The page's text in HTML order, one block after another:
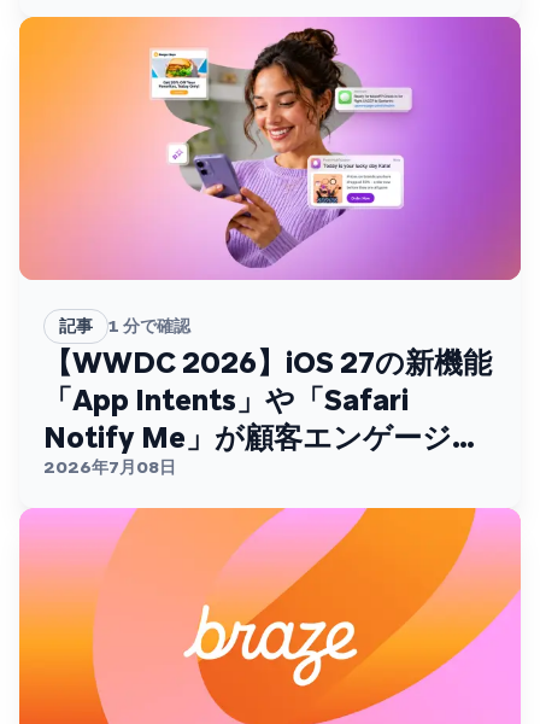
記事 1 分で確認
【WWDC 2026】iOS 27の新機能
「App Intents」や「Safari
Notify Me」が顧客エンゲージメ
ントを変える
2026年7月08日